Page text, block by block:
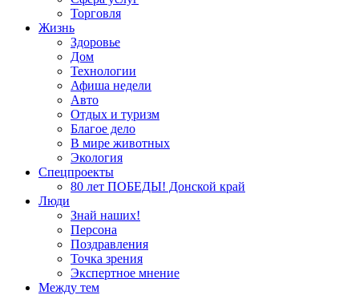
Торговля
Жизнь
Здоровье
Дом
Технологии
Афиша недели
Авто
Отдых и туризм
Благое дело
В мире животных
Экология
Спецпроекты
80 лет ПОБЕДЫ! Донской край
Люди
Знай наших!
Персона
Поздравления
Точка зрения
Экспертное мнение
Между тем